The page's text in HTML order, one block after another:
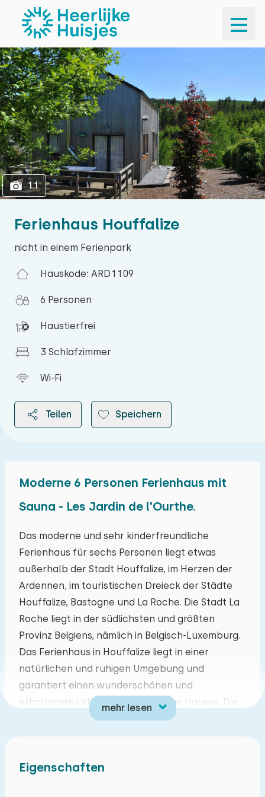
1
Ferienhaus Houffalize
nicht in einem Ferienpark
Hauskode: ARD1109
6 Personen
Haustierfrei
3 Schlafzimmer
Wi-Fi
Teilen Speichern
11
Moderne 6 Personen Ferienhaus mit
Sauna - Les Jardin de l'Ourthe.
Das moderne und sehr kinderfreundliche
Ferienhaus für sechs Personen liegt etwas
außerhalb der Stadt Houffalize, im Herzen der
Ardennen, im touristischen Dreieck der Städte
Houffalize, Bastogne und La Roche. Die Stadt La
Roche liegt in der südlichsten und größten
Provinz Belgiens, nämlich in Belgisch-Luxemburg.
Das Ferienhaus in Houffalize liegt in einer
natürlichen und ruhigen Umgebung und
garantiert einen wunderschönen und
erholsamen Urlaub in der Nähe des Hauses. Die
waldreiche Umgebung dieses touristischen
Dreiecks eignet sich hervorragend zum Wandern,
Motorrad fahren, Kajak fahren oder in einem
mehr lesen
August 2026
Mo Di Mi Do Fr Sa
27 28 29 30 31 01 02
03 04 05 06 07 08
10 11 12 13 14 15
17 18 19 20 21 22
Eigenschaften